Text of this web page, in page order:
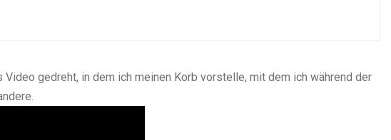
Video gedreht, in dem ich meinen Korb vorstelle, mit dem ich während der